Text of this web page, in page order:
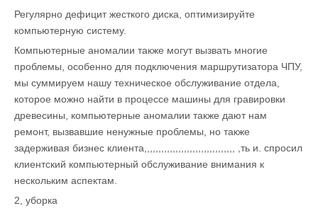
Регулярно дефицит жесткого диска, оптимизируйте
компьютерную систему.
Компьютерные аномалии также могут вызвать многие
проблемы, особенно для подключения маршрутизатора ЧПУ,
мы суммируем нашу техническое обслуживание отдела,
которое можно найти в процессе машины для гравировки
древесины, компьютерные аномалии также дают нам
ремонт, вызвавшие ненужные проблемы, но также
задерживая бизнес клиента,,,,,,,,,,,,,,,,,,,,,,,,,,,,,,,, ,ть и. спросил
клиентский компьютерный обслуживание внимания к
нескольким аспектам.
2, уборка